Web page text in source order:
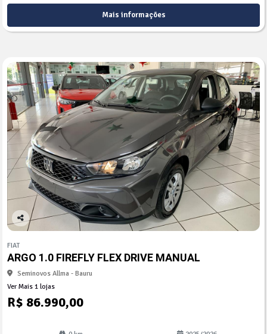
Mais informações
Co
arti
lhe
FIAT
ARGO 1.0 FIREFLY FLEX DRIVE MANUAL
Seminovos Allma - Bauru
Ver Mais 1 lojas
R$ 86.990,00